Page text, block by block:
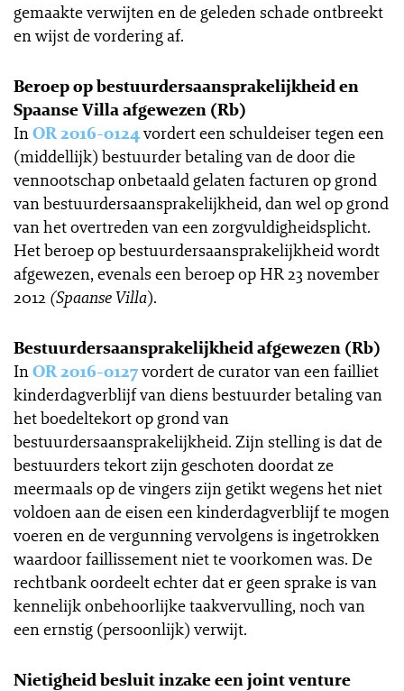
gemaakte verwijten en de geleden schade ontbreekt
en wijst de vordering af.
Beroep op bestuurdersaansprakelijkheid en
Spaanse Villa afgewezen (Rb)
InOR 2016-0124vordert een schuldeiser tegen een
(middellijk) bestuurder betaling van de door die
vennootschap onbetaald gelaten facturen op grond
van bestuurdersaansprakelijkheid, dan wel op grond
van het overtreden van een zorgvuldigheidsplicht.
Het beroep op bestuurdersaansprakelijkheid wordt
afgewezen, evenals een beroep op HR 23 november
2012 (Spaanse Villa).
Bestuurdersaansprakelijkheid afgewezen (Rb)
InOR 2016-0127vordert de curator van een failliet
kinderdagverblijf van diens bestuurder betaling van
het boedeltekort op grond van
bestuurdersaansprakelijkheid. Zijn stelling is dat de
bestuurders tekort zijn geschoten doordat ze
meermaals op de vingers zijn getikt wegens het niet
voldoen aan de eisen een kinderdagverblijf te mogen
voeren en de vergunning vervolgens is ingetrokken
waardoor faillissement niet te voorkomen was. De
rechtbank oordeelt echter dat er geen sprake is van
kennelijk onbehoorlijke taakvervulling, noch van
een ernstig (persoonlijk) verwijt.
Nietigheid besluit inzake een joint venture